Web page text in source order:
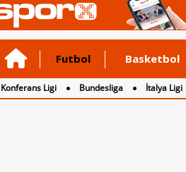
Futbol Basketbol
Konferans Ligi Bundesliga İtalya Ligi
2. Lig
3. Lig